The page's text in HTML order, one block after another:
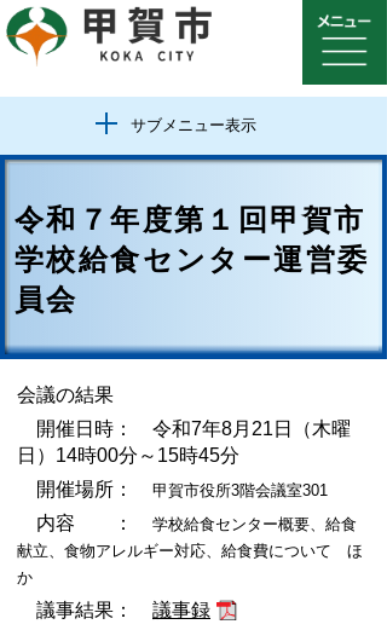
サブメニュー表示
令和７年度第１回甲賀市
学校給食センター運営委
員会
会議の結果
開催日時： 令和7年8月21日（木曜
日）14時00分～15時45分
開催場所： 甲賀市役所3階会議室301
内容 ： 学校給食センター概要、給食
献立、食物アレルギー対応、給食費について ほ
か
議事結果： 議事録